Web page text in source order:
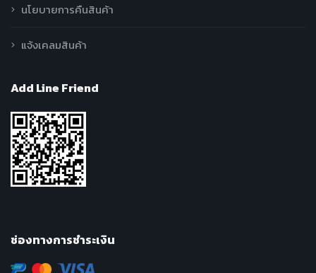
นโยบายการคืนสินค้า
แจ้งเคลมสินค้า
Add Line Friend
ช่องทางการชำระเงิน